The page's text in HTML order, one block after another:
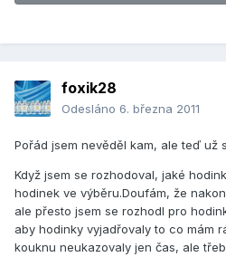
foxik28
Odesláno 6. března 2011
Pořád jsem nevěděl kam, ale teď už
Když jsem se rozhodoval, jaké
hodinek ve výběru.Doufám, že
ale přesto jsem se rozhodl pro
aby hodinky vyjadřovaly to co mám
kouknu neukazovaly jen čas, ale